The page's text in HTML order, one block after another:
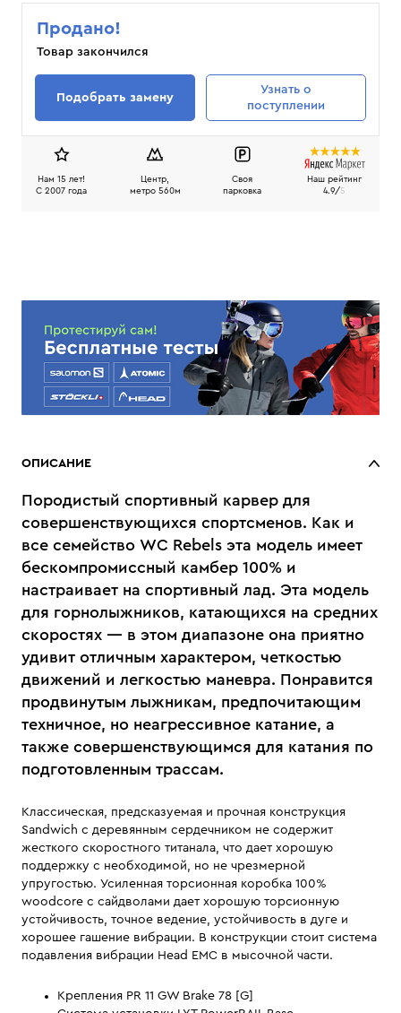
Продано!
Товар закончился
Подобрать замену
Узнать о
поступлении
Нам 15 лет!
C 2007 года
Центр,
метро 560м
Своя
парковка
Наш рейтинг
4.9/5
ОПИСАНИЕ
Породистый спортивный карвер для
совершенствующихся спортсменов. Как и
все семейство WC Rebels эта модель имеет
бескомпромиссный камбер 100% и
настраивает на спортивный лад. Эта модель
для горнолыжников, катающихся на средних
скоростях — в этом диапазоне она приятно
удивит отличным характером, четкостью
движений и легкостью маневра. Понравится
продвинутым лыжникам, предпочитающим
техничное, но неагрессивное катание, а
также совершенствующимся для катания по
подготовленным трассам.
Классическая, предсказуемая и прочная конструкция
Sandwich с деревянным сердечником не содержит
жесткого скоростного титанала, что дает хорошую
поддержку с необходимой, но не чрезмерной
упругостью. Усиленная торсионная коробка 100%
woodcore с сайдволами дает хорошую торсионную
устойчивость, точное ведение, устойчивость в дуге и
хорошее гашение вибрации. В конструкции стоит система
подавления вибрации Head EMC в мысочной части.
Крепления PR 11 GW Brake 78 [G]